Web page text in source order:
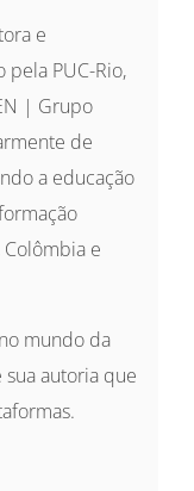
e
pela PUC-Rio,
| Grupo
de
a educação
e
mundo da
autoria que